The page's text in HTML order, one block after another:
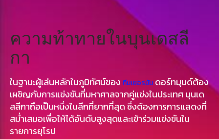
ความท้าทายในบุนเดสลี
กา
ในฐานะผู้เล่นหลักในภูมิทัศน์ของ ทีมเยอรมัน ดอร์ทมุนด์ต้อง
เผชิญกับการแข่งขันที่มหาศาลจากคู่แข่งในประเทศ บุนเด
สลีกาถือเป็นหนึ่งในลีกที่ยากที่สุด ซึ่งต้องการการแสดงที่
สม่ำเสมอเพื่อให้ได้อันดับสูงสุดและเข้าร่วมแข่งขันใน
รายการยุโรป